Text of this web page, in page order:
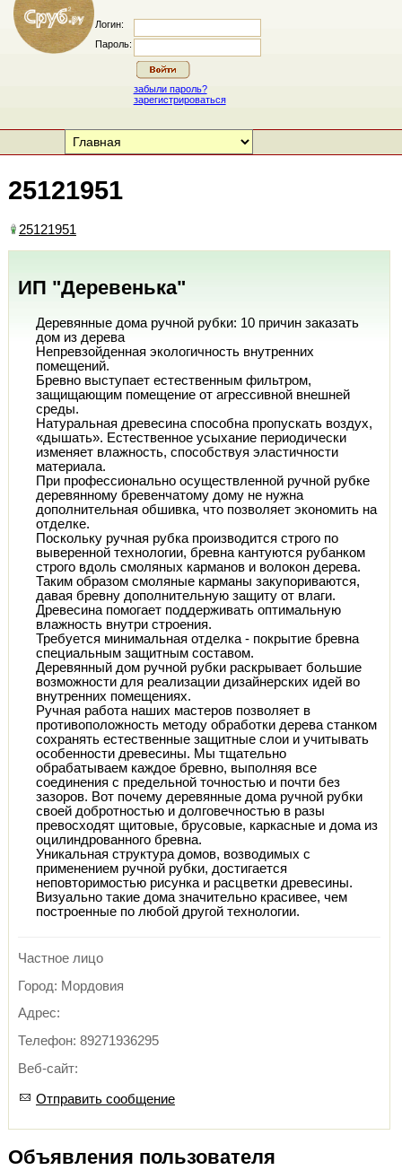
Логин:
Пароль:
забыли пароль?
зарегистрироваться
25121951
25121951
ИП "Деревенька"
Деревянные дома ручной рубки: 10 причин заказать
дом из дерева
Непревзойденная экологичность внутренних
помещений.
Бревно выступает естественным фильтром,
защищающим помещение от агрессивной внешней
среды.
Натуральная древесина способна пропускать воздух,
«дышать». Естественное усыхание периодически
изменяет влажность, способствуя эластичности
материала.
При профессионально осуществленной ручной рубке
деревянному бревенчатому дому не нужна
дополнительная обшивка, что позволяет экономить на
отделке.
Поскольку ручная рубка производится строго по
выверенной технологии, бревна кантуются рубанком
строго вдоль смоляных карманов и волокон дерева.
Таким образом смоляные карманы закупориваются,
давая бревну дополнительную защиту от влаги.
Древесина помогает поддерживать оптимальную
влажность внутри строения.
Требуется минимальная отделка - покрытие бревна
специальным защитным составом.
Деревянный дом ручной рубки раскрывает большие
возможности для реализации дизайнерских идей во
внутренних помещениях.
Ручная работа наших мастеров позволяет в
противоположность методу обработки дерева станком
сохранять естественные защитные слои и учитывать
особенности древесины. Мы тщательно
обрабатываем каждое бревно, выполняя все
соединения с предельной точностью и почти без
зазоров. Вот почему деревянные дома ручной рубки
своей добротностью и долговечностью в разы
превосходят щитовые, брусовые, каркасные и дома из
оцилиндрованного бревна.
Уникальная структура домов, возводимых с
применением ручной рубки, достигается
неповторимостью рисунка и расцветки древесины.
Визуально такие дома значительно красивее, чем
построенные по любой другой технологии.
Частное лицо
Город: Мордовия
Адрес:
Телефон: 89271936295
Веб-сайт:
Отправить сообщение
Объявления пользователя